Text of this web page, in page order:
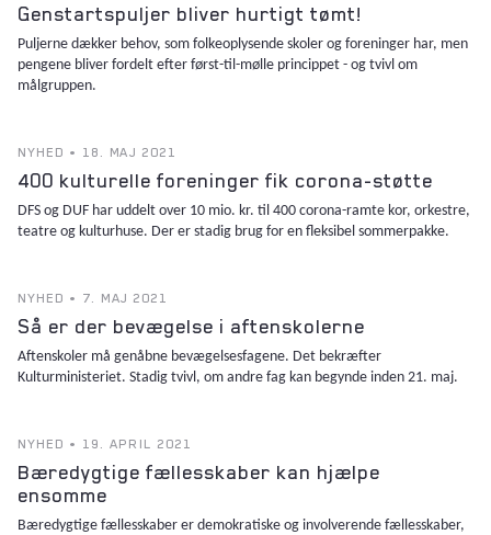
Genstartspuljer bliver hurtigt tømt!
Puljerne dækker behov, som folkeoplysende skoler og foreninger har, men
pengene bliver fordelt efter først-til-mølle princippet - og tvivl om
målgruppen.
NYHED • 18. MAJ 2021
400 kulturelle foreninger fik corona-støtte
DFS og DUF har uddelt over 10 mio. kr. til 400 corona-ramte kor, orkestre,
teatre og kulturhuse. Der er stadig brug for en fleksibel sommerpakke.
NYHED • 7. MAJ 2021
Så er der bevægelse i aftenskolerne
Aftenskoler må genåbne bevægelsesfagene. Det bekræfter
Kulturministeriet. Stadig tvivl, om andre fag kan begynde inden 21. maj.
NYHED • 19. APRIL 2021
Bæredygtige fællesskaber kan hjælpe
ensomme
Bæredygtige fællesskaber er demokratiske og involverende fællesskaber,